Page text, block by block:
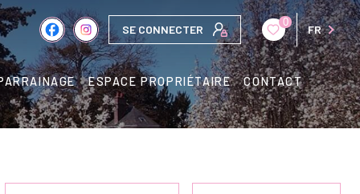
SE CONNECTER
0
FR
ESPACE PROPRIÉTAIRE CONTACT